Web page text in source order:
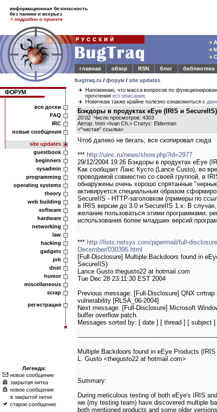
информационная безопасность
без паники и всерьез
подробно о проекте
главная
обзор RSN блог
библиотека
bugtraq.ru / форум / site updates
ФОРУМ
все доски
FAQ
IRC
новые сообщения
site updates
guestbook
beginners
sysadmin
programming
operating systems
theory
web building
software
hardware
networking
law
hacking
gadgets
job
dnet
humor
miscellaneous
scrap
регистрация
Легенда:
новое сообщение
закрытая нитка
новое сообщение
в закрытой нитке
старое сообщение
Напоминаю, что масса вопросов по
прочтения его описания
Новичкам также крайне полезно ознакомиться с
Бэкдоры в продуктах eEye (IRIS и
20:02 Число просмотров: 4303
Автор: !mm <Ivan Ch.> Статус: Elderman
<"чистая" ссылка>
Чтоб далеко не бегать, все скопировал сюда
*** http://uinc.ru/news/show.php?id=2977
29/12/2004 19:26 Бэкдоры в продуктах eEye
Как сообщает Ланс Кусто (Lance Custo), во
проводимой совместно со своей группой, в
обнаружены очень хорошо спрятанные
активируется специальным образом
SecureIIS - HTTP-заголовком (примеры по
в IRIS версии до 3.0 и SecureIIS 1.x. В
желание пользоваться этими программами,
использования более младших версий
*** http://lists.netsys.com/pipermail/full-
December/030395.html
[Full-Disclosure] Multiple Backdoors found in
SecureIIS)
Lance Gusto thegusto22 at hotmail.com
Tue Dec 28 23:11:30 EST 2004
Previous message: [Full-Disclosure] QNX crrtrap
vulnerability [RLSA_06-2004]
Next message: [Full-Disclosure] Microsoft
buffer overflow patch.
Messages sorted by: [ date ] [ thread ] [ subject
Multiple Backdoors found in eEye Products
L. Gusto <thegusto22 at hotmail.com>
Summary:
During meticulous testing of both eEye's IRIS
we (my testing team) have discovered multiple
both mentioned products and some older